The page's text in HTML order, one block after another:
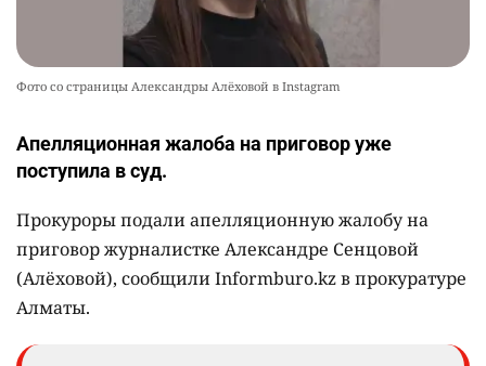
Фото со страницы Александры Алёховой в Instagram
Апелляционная жалоба на приговор уже
поступила в суд.
Прокуроры подали апелляционную жалобу на
приговор журналистке Александре Сенцовой
(Алёховой), сообщили Informburo.kz в прокуратуре
Алматы.